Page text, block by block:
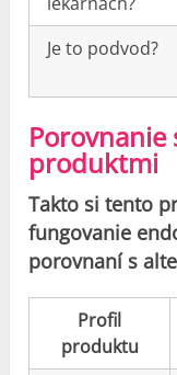
Je to podvod?
produktmi
Takto si tento
fungovanie
porovnaní s
Profil
produktu